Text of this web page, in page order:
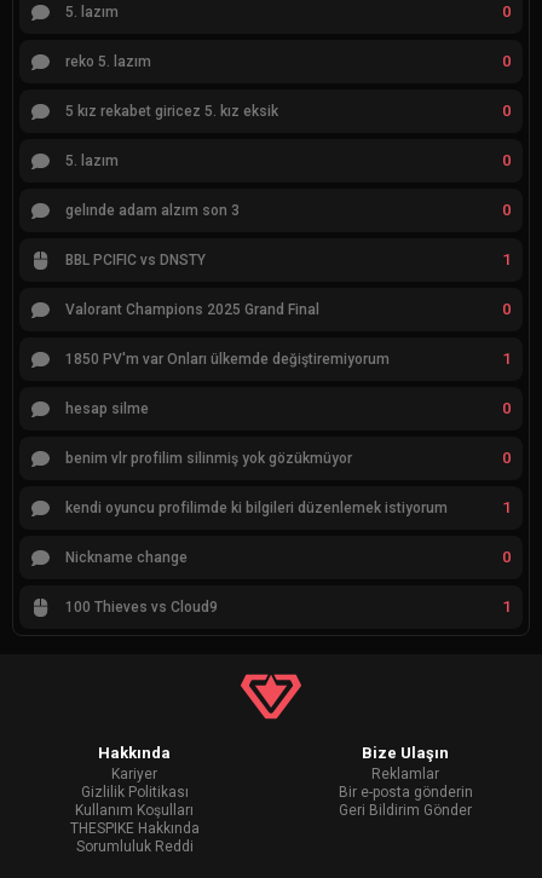
5. lazım 0
reko 5. lazım 0
5 kız rekabet giricez 5. kız eksik 0
5. lazım 0
gelınde adam alzım son 3 0
BBL PCIFIC vs DNSTY 1
Valorant Champions 2025 Grand Final 0
1850 PV'm var Onları ülkemde değiştiremiyorum 1
hesap silme 0
benim vlr profilim silinmiş yok gözükmüyor 0
kendi oyuncu profilimde ki bilgileri düzenlemek istiyorum 1
Nickname change 0
100 Thieves vs Cloud9 1
Hakkında
Kariyer
Gizlilik Politikası
Kullanım Koşulları
THESPIKE Hakkında
Sorumluluk Reddi
Bize Ulaşın
Reklamlar
Bir e-posta gönderin
Geri Bildirim Gönder